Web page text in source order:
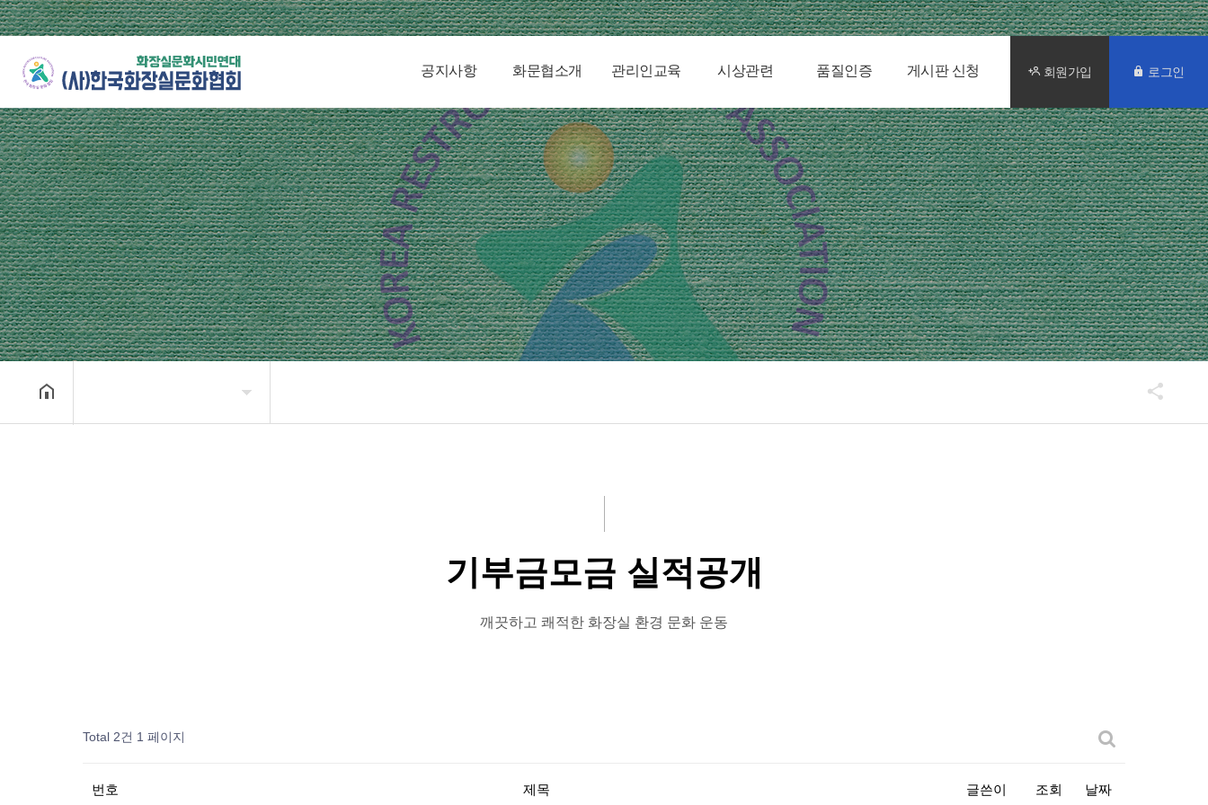
공지사항 화문협소개 관리인교육 시상관련 품질인증 게시판 신청 회원가입 로그인
기부금모금 실적공개
깨끗하고 쾌적한 화장실 환경 문화 운동
Total 2건 1 페이지
번호 제목 글쓴이 조회 날짜